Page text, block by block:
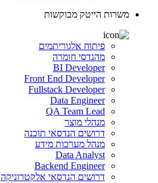
משרות הייטק מבוקשות
פיתוח אלגוריתמים
מהנדסי חומרה
BI Developer
Front End Developer
Fullstack Developer
Data Engineer
QA Team Lead
מנהלי מוצר
דרושים הנדסאי תוכנה
מנהל מערכות מידע
Data Analyst
Backend Engineer
דרושים הנדסאי אלקטרוניקה